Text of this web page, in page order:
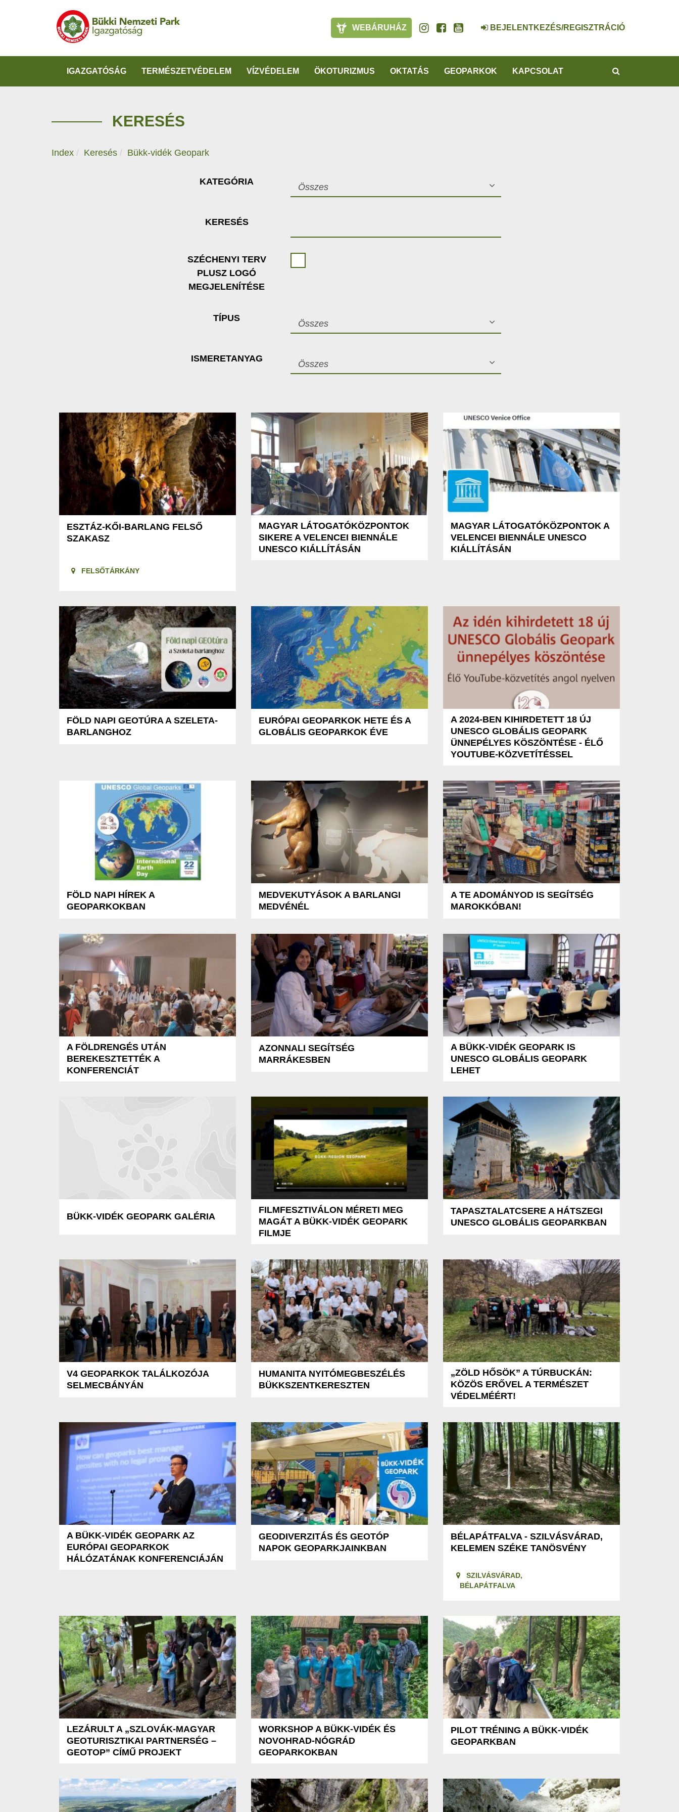
WEBÁRUHÁZ BEJELENTKEZÉS/REGISZTRÁCIÓ
IGAZGATÓSÁG TERMÉSZETVÉDELEM VÍZVÉDELEM ÖKOTURIZMUS OKTATÁS GEOPARKOK KAPCSOLAT
KERESÉS
Index Keresés Bükk-vidék Geopark
KATEGÓRIA
Összes
KERESÉS
SZÉCHENYI TERV
PLUSZ LOGÓ
MEGJELENÍTÉSE
TÍPUS
Összes
ISMERETANYAG
Összes
ESZTÁZ-KŐI-BARLANG FELSŐ
SZAKASZ
FELSŐTÁRKÁNY
MAGYAR LÁTOGATÓKÖZPONTOK
SIKERE A VELENCEI BIENNÁLE
UNESCO KIÁLLÍTÁSÁN
MAGYAR LÁTOGATÓKÖZPONTOK A
VELENCEI BIENNÁLE UNESCO
KIÁLLÍTÁSÁN
FÖLD NAPI GEOTÚRA A SZELETA-
BARLANGHOZ
EURÓPAI GEOPARKOK HETE ÉS A
GLOBÁLIS GEOPARKOK ÉVE
A 2024-BEN KIHIRDETETT 18 ÚJ
UNESCO GLOBÁLIS GEOPARK
ÜNNEPÉLYES KÖSZÖNTÉSE - ÉLŐ
YOUTUBE-KÖZVETÍTÉSSEL
FÖLD NAPI HÍREK A
GEOPARKOKBAN
MEDVEKUTYÁSOK A BARLANGI
MEDVÉNÉL
A TE ADOMÁNYOD IS SEGÍTSÉG
MAROKKÓBAN!
A FÖLDRENGÉS UTÁN
BEREKESZTETTÉK A
KONFERENCIÁT
AZONNALI SEGÍTSÉG
MARRÁKESBEN
A BÜKK-VIDÉK GEOPARK IS
UNESCO GLOBÁLIS GEOPARK
LEHET
BÜKK-VIDÉK GEOPARK GALÉRIA
FILMFESZTIVÁLON MÉRETI MEG
MAGÁT A BÜKK-VIDÉK GEOPARK
FILMJE
TAPASZTALATCSERE A HÁTSZEGI
UNESCO GLOBÁLIS GEOPARKBAN
V4 GEOPARKOK TALÁLKOZÓJA
SELMECBÁNYÁN
HUMANITA NYITÓMEGBESZÉLÉS
BÜKKSZENTKERESZTEN
„ZÖLD HŐSÖK” A TÚRBUCKÁN:
KÖZÖS ERŐVEL A TERMÉSZET
VÉDELMÉÉRT!
A BÜKK-VIDÉK GEOPARK AZ
EURÓPAI GEOPARKOK
HÁLÓZATÁNAK KONFERENCIÁJÁN
GEODIVERZITÁS ÉS GEOTÓP
NAPOK GEOPARKJAINKBAN
BÉLAPÁTFALVA - SZILVÁSVÁRAD,
KELEMEN SZÉKE TANÖSVÉNY
SZILVÁSVÁRAD,
BÉLAPÁTFALVA
LEZÁRULT A „SZLOVÁK-MAGYAR
GEOTURISZTIKAI PARTNERSÉG –
GEOTOP” CÍMŰ PROJEKT
WORKSHOP A BÜKK-VIDÉK ÉS
NOVOHRAD-NÓGRÁD
GEOPARKOKBAN
PILOT TRÉNING A BÜKK-VIDÉK
GEOPARKBAN